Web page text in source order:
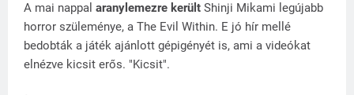
A mai nappal aranylemezre került Shinji Mikami legújabb
horror szüleménye, a The Evil Within. E jó hír mellé
bedobták a játék ajánlott gépigényét is, ami a videókat
elnézve kicsit erős. "Kicsit".